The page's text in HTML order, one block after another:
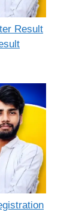
Result